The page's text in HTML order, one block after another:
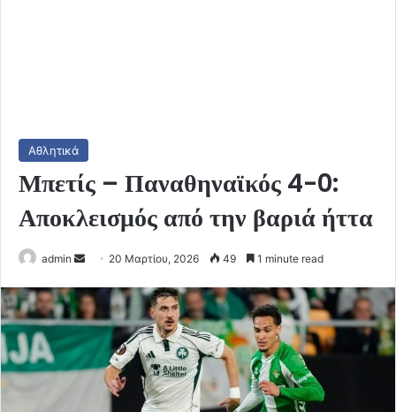
Αθλητικά
Μπετίς – Παναθηναϊκός 4-0:
Αποκλεισμός από την βαριά ήττα
admin
Send
email
20 Μαρτίου, 2026 49 1 minute read